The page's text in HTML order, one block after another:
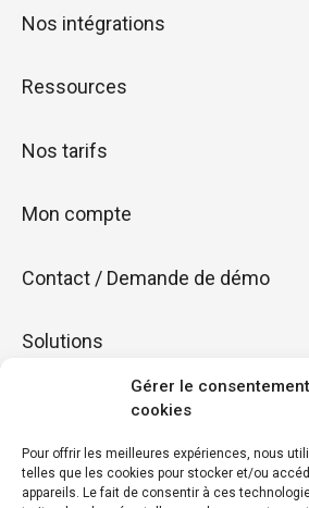
Gérer le
cookies
Pour offrir les meilleures expériences, nous
telles que les cookies pour stocker et/ou
appareils. Le fait de consentir à ces
Nos intégrations
Ressources
Nos tarifs
Mon compte
Contact / Demande de démo
Solutions
Booster